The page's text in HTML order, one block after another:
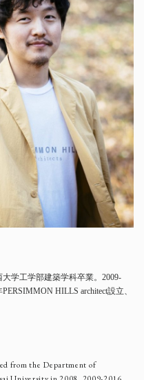
学工学部建築学科卒業。2009-
HILLS architect設立、
from the Department of